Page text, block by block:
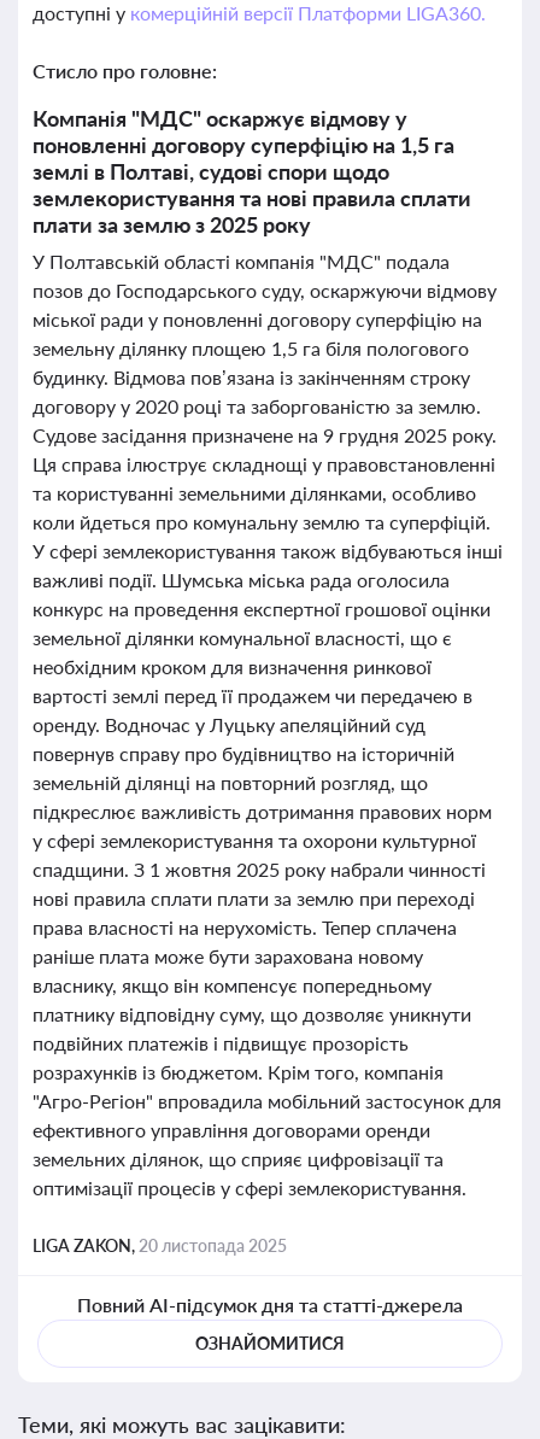
доступні у комерційній версії Платформи LIGA360.
Стисло про головне:
Компанія "МДС" оскаржує відмову у
поновленні договору суперфіцію на 1,5 га
землі в Полтаві, судові спори щодо
землекористування та нові правила сплати
плати за землю з 2025 року
У Полтавській області компанія "МДС" подала
позов до Господарського суду, оскаржуючи відмову
міської ради у поновленні договору суперфіцію на
земельну ділянку площею 1,5 га біля пологового
будинку. Відмова пов’язана із закінченням строку
договору у 2020 році та заборгованістю за землю.
Судове засідання призначене на 9 грудня 2025 року.
Ця справа ілюструє складнощі у правовстановленні
та користуванні земельними ділянками, особливо
коли йдеться про комунальну землю та суперфіцій.
У сфері землекористування також відбуваються інші
важливі події. Шумська міська рада оголосила
конкурс на проведення експертної грошової оцінки
земельної ділянки комунальної власності, що є
необхідним кроком для визначення ринкової
вартості землі перед її продажем чи передачею в
оренду. Водночас у Луцьку апеляційний суд
повернув справу про будівництво на історичній
земельній ділянці на повторний розгляд, що
підкреслює важливість дотримання правових норм
у сфері землекористування та охорони культурної
спадщини. З 1 жовтня 2025 року набрали чинності
нові правила сплати плати за землю при переході
права власності на нерухомість. Тепер сплачена
раніше плата може бути зарахована новому
власнику, якщо він компенсує попередньому
платнику відповідну суму, що дозволяє уникнути
подвійних платежів і підвищує прозорість
розрахунків із бюджетом. Крім того, компанія
"Агро-Регіон" впровадила мобільний застосунок для
ефективного управління договорами оренди
земельних ділянок, що сприяє цифровізації та
оптимізації процесів у сфері землекористування.
LIGA ZAKON, 20 листопада 2025
Повний AI-підсумок дня та статті-джерела
ОЗНАЙОМИТИСЯ
Теми, які можуть вас зацікавити: